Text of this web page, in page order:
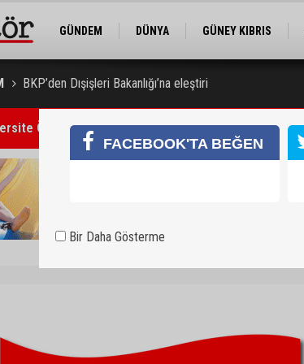
GÜNDEM DÜNYA GÜNEY KIBRIS
BKP’den Dışişleri Bakanlığı’na eleştiri
Öğrencileri Kongresi için kayıtlar sürüyor
FACEBOOK'TA BEĞEN
Bir Daha Gösterme